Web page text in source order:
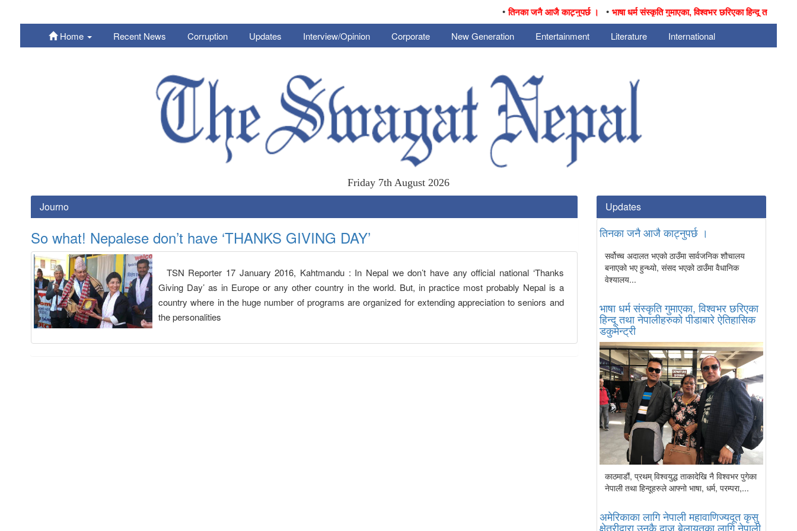
तिनका जनै आजै काट्नुपर्छ । • भाषा धर्म संस्कृति गुमाएका, विश्वभर छरिएका हिन्दू तथा
Home Recent News Corruption Updates Interview/Opinion Corporate New Generation Entertainment Literature
International
Friday 7th August 2026
Journo
So what! Nepalese don’t have ‘THANKS GIVING DAY’
TSN Reporter 17 January 2016, Kahtmandu : In Nepal we don’t have any official national ‘Thanks
Giving Day’ as in Europe or any other country in the world. But, in practice most probably Nepal is a
country where in the huge number of programs are organized for extending appreciation to seniors and
the personalities
Updates
तिनका जनै आजै काट्नुपर्छ ।
सर्वोच्च अदालत भएको ठाउँमा सार्वजनिक शौचालय
बनाएको भए हुन्थ्यो, संसद भएको ठाउँमा वैधानिक
वेश्यालय...
भाषा धर्म संस्कृति गुमाएका, विश्वभर छरिएका
हिन्दू तथा नेपालीहरुको पीडाबारे ऐतिहासिक
डकुमेन्ट्री
काठमाडौं, प्रथम् विश्वयुद्ध ताकादेखि नै विश्वभर पुगेका
नेपाली तथा हिन्दूहरुले आफ्नो भाषा, धर्म, परम्परा,...
अमेरिकाका लागि नेपाली महावाणिज्यदूत कृसु
क्षेत्रीद्वारा उनकै दाजु बेलायतका लागि नेपाली